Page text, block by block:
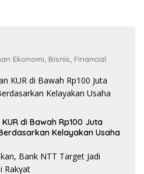
Ekonomi, Bisnis, Financial.
di Bawah Rp100 Juta
Kelayakan Usaha